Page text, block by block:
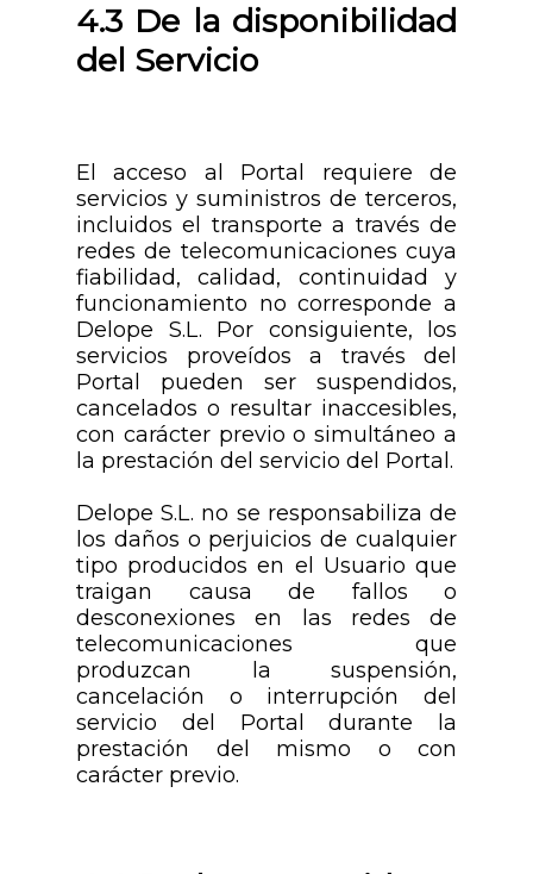
4.3 De la disponibilidad
del Servicio
El acceso al Portal requiere de
servicios y suministros de terceros,
incluidos el transporte a través de
redes de telecomunicaciones cuya
fiabilidad, calidad, continuidad y
funcionamiento no corresponde a
Delope S.L. Por consiguiente, los
servicios proveídos a través del
Portal pueden ser suspendidos,
cancelados o resultar inaccesibles,
con carácter previo o simultáneo a
la prestación del servicio del Portal.
Delope S.L. no se responsabiliza de
los daños o perjuicios de cualquier
tipo producidos en el Usuario que
traigan causa de fallos o
desconexiones en las redes de
telecomunicaciones que
produzcan la suspensión,
cancelación o interrupción del
servicio del Portal durante la
prestación del mismo o con
carácter previo.